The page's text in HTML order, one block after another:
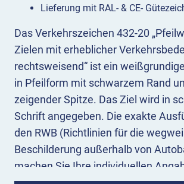
Das Verkehrszeichen 432-20
Zielen mit erheblicher
rechtsweisend“ ist ein
in Pfeilform mit schwarzem Rand
zeigender Spitze. Das Ziel wird in
Schrift angegeben. Die exakte
den RWB (Richtlinien für die
Beschilderung außerhalb von
machen Sie Ihre individuellen
Lieferung mit RAL- & CE-